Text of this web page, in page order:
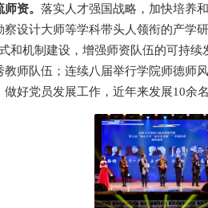
资。 落实人才强国战略，加快培养
察设计大师等学科带头人领衔的产学
和机制建设，增强师资队伍的可持
教师队伍；连续八届举行学院师德师
做好党员发展工作，近年来发展10余